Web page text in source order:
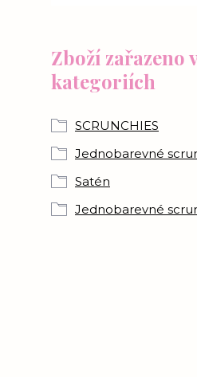
Zboží zařazeno v
kategoriích
SCRUNCHIES
Jednobarevné
Satén
Jednobarevné